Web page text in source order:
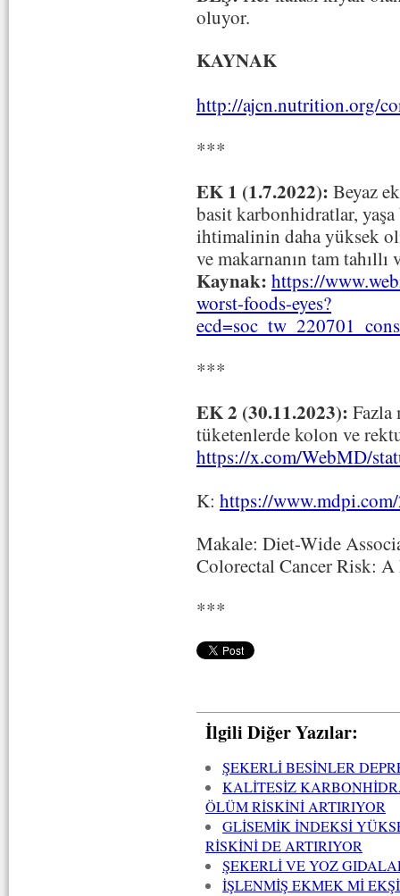
oluyor.
KAYNAK
http://ajcn.nutrition.org/
***
EK 1 (1.7.2022): Beyaz
basit karbonhidratlar,
ihtimalinin daha yüksek
ve makarnanın tam
Kaynak: https://
worst-foods-eyes?
***
EK 2 (30.11.2023): Fazla
tüketenlerde kolon ve
https://x.com/WebMD/
K: https://
Makale: Diet-Wide
Colorectal Cancer Risk:
***
İlgili Diğer Yazılar:
ŞEKERLİ BESİNLER
KALİTESİZ
ÖLÜM RİSKİNİ ARTIRIYOR
GLİSEMİK İNDEKSİ
RİSKİNİ DE ARTIRIYOR
ŞEKERLİ VE YOZ
İŞLENMİŞ EKMEK Mİ